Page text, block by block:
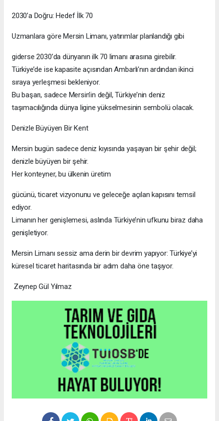
2030’a Doğru: Hedef İlk 70
Uzmanlara göre Mersin Limanı, yatırımlar planlandığı gibi
giderse 2030’da dünyanın ilk 70 limanı arasına girebilir.
Türkiye’de ise kapasite açısından Ambarlı’nın ardından ikinci
sıraya yerleşmesi bekleniyor.
Bu başarı, sadece Mersin’in değil, Türkiye’nin deniz
taşımacılığında dünya ligine yükselmesinin sembolü olacak.
Denizle Büyüyen Bir Kent
Mersin bugün sadece deniz kıyısında yaşayan bir şehir değil;
denizle büyüyen bir şehir.
Her konteyner, bu ülkenin üretim
gücünü, ticaret vizyonunu ve geleceğe açılan kapısını temsil
ediyor.
Limanın her genişlemesi, aslında Türkiye’nin ufkunu biraz daha
genişletiyor.
Mersin Limanı sessiz ama derin bir devrim yapıyor: Türkiye’yi
küresel ticaret haritasında bir adım daha öne taşıyor.
Zeynep Gül Yılmaz